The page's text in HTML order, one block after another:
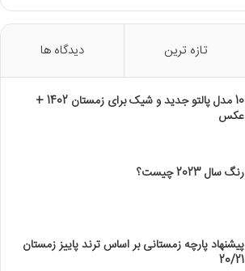
تازه ترین دیدگاه ها
10 مدل پالتو جدید و شیک برای زمستان 1402 +
عکس
رنگ سال 2023 چیست؟
پیشنهاد پارچه زمستانی بر اساس ترند پاییز زمستان
20/21